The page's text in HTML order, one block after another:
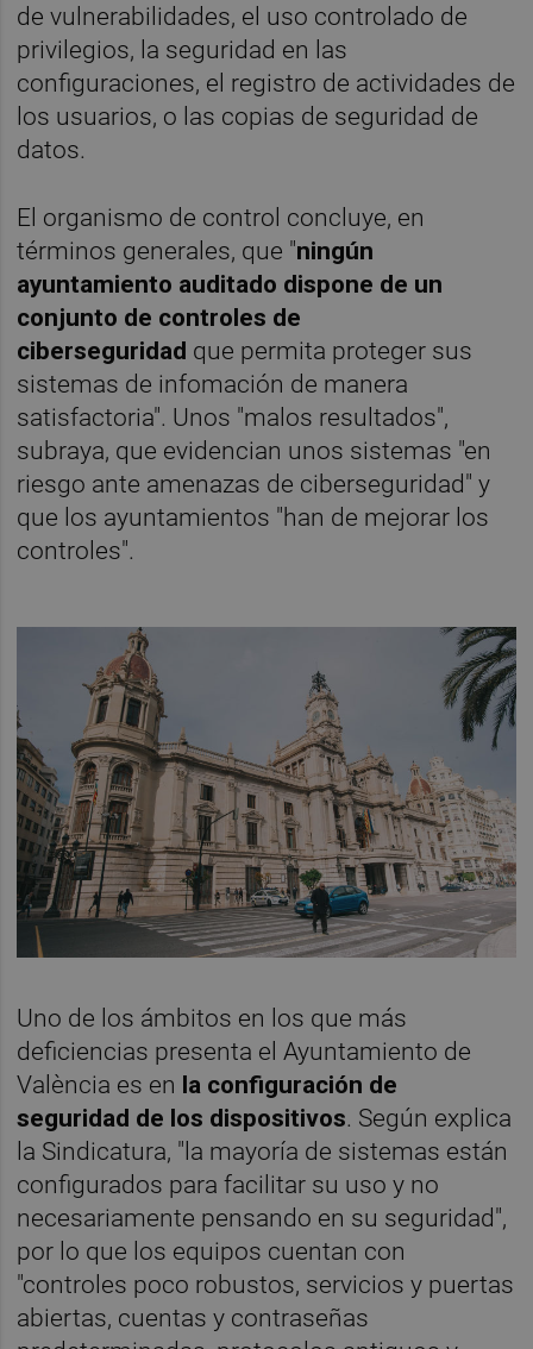
de vulnerabilidades, el uso controlado de
privilegios, la seguridad en las
configuraciones, el registro de actividades de
los usuarios, o las copias de seguridad de
datos.
El organismo de control concluye, en
términos generales, que "ningún
ayuntamiento auditado dispone de un
conjunto de controles de
ciberseguridad que permita proteger sus
sistemas de infomación de manera
satisfactoria". Unos "malos resultados",
subraya, que evidencian unos sistemas "en
riesgo ante amenazas de ciberseguridad" y
que los ayuntamientos "han de mejorar los
controles".
Uno de los ámbitos en los que más
deficiencias presenta el Ayuntamiento de
València es en la configuración de
seguridad de los dispositivos. Según explica
la Sindicatura, "la mayoría de sistemas están
configurados para facilitar su uso y no
necesariamente pensando en su seguridad",
por lo que los equipos cuentan con
"controles poco robustos, servicios y puertas
abiertas, cuentas y contraseñas